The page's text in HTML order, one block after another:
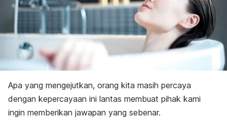
Apa yang mengejutkan, orang kita masih percaya
dengan kepercayaan ini lantas membuat pihak kami
ingin memberikan jawapan yang sebenar.